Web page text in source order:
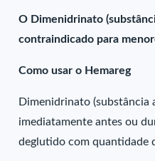
O Dimenidrinato
contraindicado para
Como usar o Hemareg
Dimenidrinato (substância
imediatamente antes ou
deglutido com quantidade